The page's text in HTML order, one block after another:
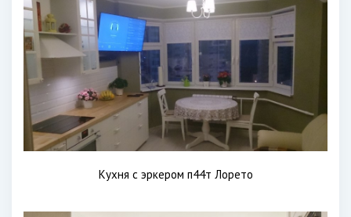
Кухня с эркером п44т Лорето